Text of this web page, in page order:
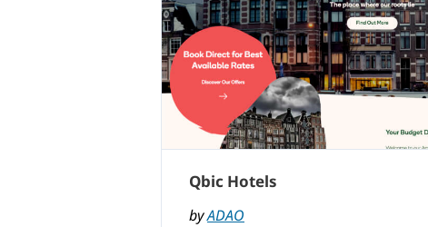
Qbic Hotels
byADAO